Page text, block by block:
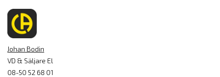
Johan Bodin
VD & Säljare El
08-50 52 68 01